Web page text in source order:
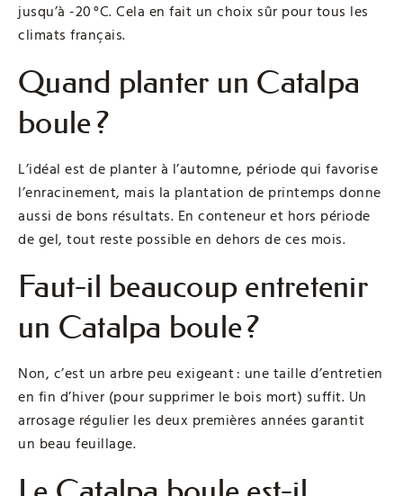
jusqu’à -20 °C. Cela en fait un choix sûr pour tous les
climats français.
Quand planter un Catalpa
boule ?
L’idéal est de planter à l’automne, période qui favorise
l’enracinement, mais la plantation de printemps donne
aussi de bons résultats. En conteneur et hors période
de gel, tout reste possible en dehors de ces mois.
Faut-il beaucoup entretenir
un Catalpa boule ?
Non, c’est un arbre peu exigeant : une taille d’entretien
en fin d’hiver (pour supprimer le bois mort) suffit. Un
arrosage régulier les deux premières années garantit
un beau feuillage.